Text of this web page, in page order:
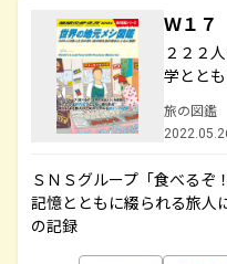
Ｗ１７
２２２
学とと
旅の図鑑
ＳＮＳグループ「食べるぞ
記憶とともに綴られる旅人
の記録